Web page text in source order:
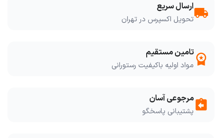
local_shippingارسال سریع
تحویل اکسپرس در تهران
workspace_premium تامین مستقیم
مواد اولیه باکیفیت رستورانی
assignment_returnمرجوعی آسان
پشتیبانی پاسخگو